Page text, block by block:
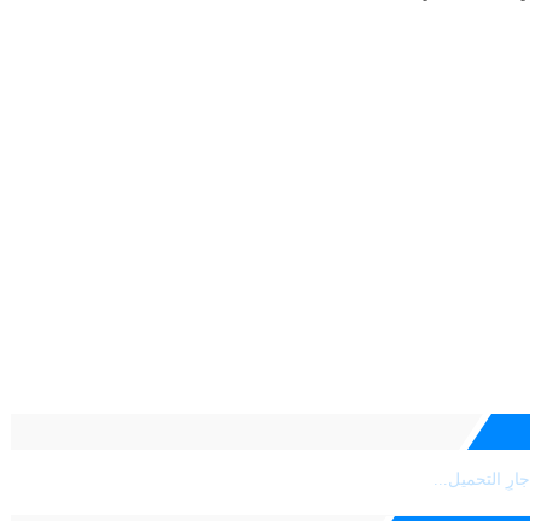
جارٍ التحميل...